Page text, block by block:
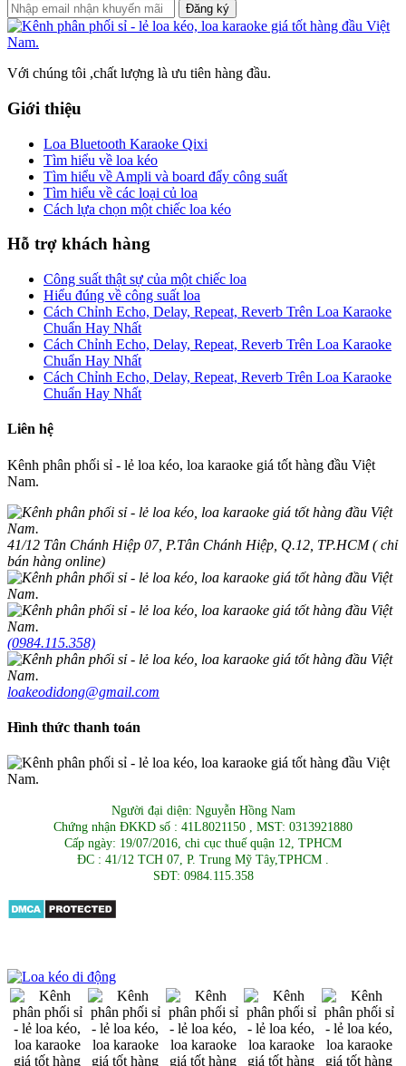
Đăng ký
Với chúng tôi ,chất lượng là ưu tiên hàng đầu.
Giới thiệu
Loa Bluetooth Karaoke Qixi
Tìm hiểu về loa kéo
Tìm hiểu về Ampli và board đẩy công suất
Tìm hiểu về các loại củ loa
Cách lựa chọn một chiếc loa kéo
Hỗ trợ khách hàng
Công suất thật sự của một chiếc loa
Hiểu đúng về công suất loa
Cách Chỉnh Echo, Delay, Repeat, Reverb Trên Loa Karaoke
Chuẩn Hay Nhất
Cách Chỉnh Echo, Delay, Repeat, Reverb Trên Loa Karaoke
Chuẩn Hay Nhất
Cách Chỉnh Echo, Delay, Repeat, Reverb Trên Loa Karaoke
Chuẩn Hay Nhất
Liên hệ
Kênh phân phối sỉ - lẻ loa kéo, loa karaoke giá tốt hàng đầu Việt
Nam.
41/12 Tân Chánh Hiệp 07, P.Tân Chánh Hiệp, Q.12, TP.HCM ( chỉ
bán hàng online)
(0984.115.358)
loakeodidong@gmail.com
Hình thức thanh toán
Người đại diện: Nguyễn Hồng Nam
Chứng nhận ĐKKD số : 41L8021150 , MST: 0313921880
Cấp ngày: 19/07/2016, chi cục thuế quận 12, TPHCM
ĐC : 41/12 TCH 07, P. Trung Mỹ Tây,TPHCM .
SĐT: 0984.115.358